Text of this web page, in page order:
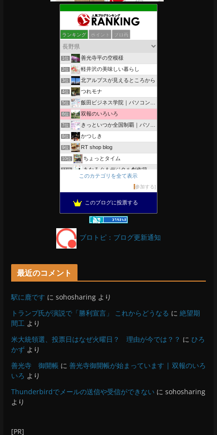
ランキング ポイント ブロ画
1位 善光寺平の空模様
2位 軽井沢の美味しい暮らし
3位 北アルプスが見えるところから
4位 つれモナ
5位 飯田ビジネス学院｜パソコン、簿記、公共職業訓練と求職者支援
6位 双報のいろいろ
7位 きっといつか全国制覇｜パソコン教室、簿記教室のスタッフブログ
8位 かつしき
9位 RT shop blog
10位 ちょっとタイム
11位 あなろぐ＆デジタル創作箱
軽井沢まったり生活 柴犬とともに
13位 ぴきょログ 軽井沢でぐーたら生活
がんばれ長野
15位 OESセｴラ＆レイラ何気ない風景
このカテゴリを全て表示
参加する
このブログに投票する
ブロトピ：ブログ更新通知
最近のコメント
駅に鹿です に sohosharingより
トランプ氏が演説で「勝利宣言」 これからどうなる に 絶望期
間工 より
米大統領選、投票日はなぜ火曜日？ 理由が今では？？ に ひろ
かずより
善光寺 御開帳 に 善光寺御開帳が始まっています | 双報のいろ
いろ より
Thunderbirdでメールの送信や受信ができない に sohosharing
より
[PR]